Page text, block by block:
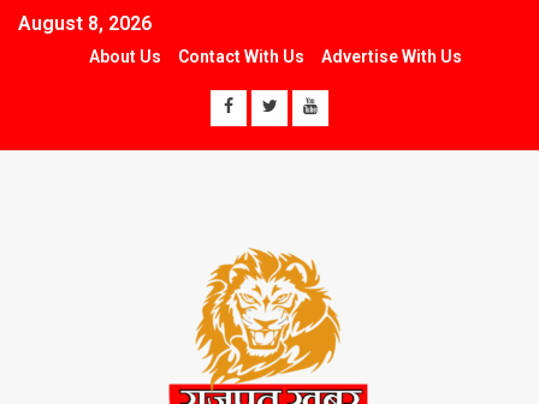
August 8, 2026
About Us Contact With Us Advertise With Us